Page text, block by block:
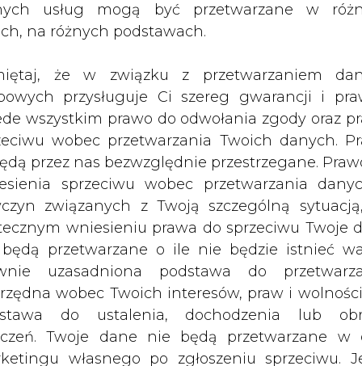
usług mogą być przetwarzane w
na różnych podstawach.
że w związku z przetwarzaniem
przysługuje Ci szereg gwarancji i
wszystkim prawo do odwołania zgody oraz
wobec przetwarzania Twoich danych.
przez nas bezwzględnie przestrzegane.
sprzeciwu wobec przetwarzania
związanych z Twoją szczególną
wniesieniu prawa do sprzeciwu Twoje
przetwarzane o ile nie będzie istnieć
uzasadniona podstawa do
wobec Twoich interesów, praw i
do ustalenia, dochodzenia lub
Twoje dane nie będą przetwarzane w
własnego po zgłoszeniu sprzeciwu.
wysokość rocznej korekty
poczet kosztów osieroconych za
zużycia odebranego i kosztów
w jednostkach opalanych
zostały wypłacone za 2008 r. w
przez Prezesa URE dla: PGE Elektrowni
PGE Elektrociepłowni Lublin-Wrotków,
Energetycznego, Elektrowni
Elektrociepłowni Chorzów ELCHO
gazu ziemnego
wypłacone za 2008 r. Kwoty te zostały